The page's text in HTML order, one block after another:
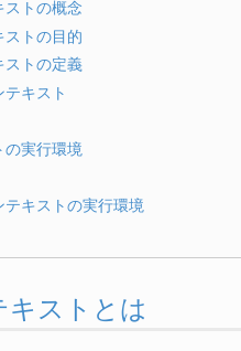
ストの概念
ストの目的
ストの定義
キスト
の実行環境
キストの実行環境
キストとは